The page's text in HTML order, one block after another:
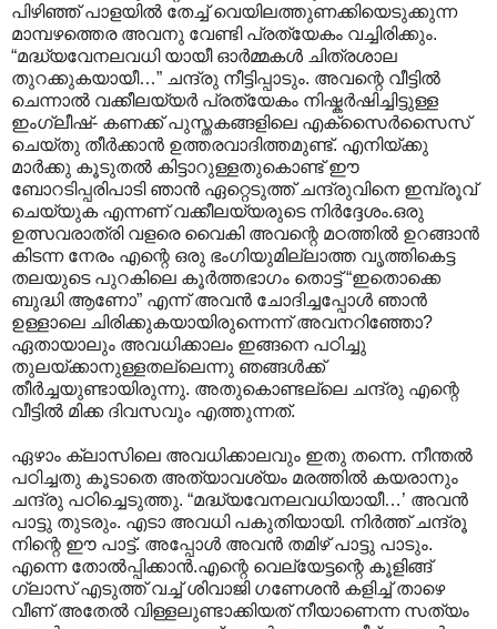
പിഴിഞ്ഞ് പാളയിൽ തേച്ച് വെയിലത്തുണക്കിയെടുക്കുന്ന
മാമ്പഴത്തെര അവനു വേണ്ടി പ്രത്യേകം വച്ചിരിക്കും.
“മദ്ധ്യവേനലവധി യായീ ഓർമ്മകൾ ചിത്രശാല
തുറക്കുകയായീ…” ചന്ദ്രു നീട്ടിപ്പാടും. അവന്റെ വീട്ടിൽ
ചെന്നാൽ വക്കീലയ്യർ പ്രത്യേകം നിഷ്കർഷിച്ചിട്ടുള്ള
ഇംഗ്ലീഷ്- കണക്ക് പുസ്തകങ്ങളിലെ എക്സൈർസൈസ്
ചെയ്തു തീർക്കാൻ ഉത്തരവാദിത്തമുണ്ട്. എനിയ്ക്കു
മാർക്കു കൂടുതൽ കിട്ടാറുള്ളതുകൊണ്ട് ഈ
ബോറടിപ്പരിപാടി ഞാൻ ഏറ്റെടുത്ത് ചന്ദ്രുവിനെ ഇമ്പ്രൂവ്
ചെയ്യുക എന്നണ് വക്കീലയ്യരുടെ നിർദ്ദേശം.ഒരു
ഉത്സവരാത്രി വളരെ വൈകി അവന്റെ മഠത്തിൽ ഉറങ്ങാൻ
കിടന്ന നേരം എന്റെ ഒരു ഭംഗിയുമില്ലാത്ത വൃത്തികെട്ട
തലയുടെ പുറകിലെ കൂർത്തഭാഗം തൊട്ട് “ഇതൊക്കെ
ബുദ്ധി ആണോ” എന്ന് അവൻ ചോദിച്ചപ്പോൾ ഞാൻ
ഉള്ളാലെ ചിരിക്കുകയായിരുന്നെന്ന് അവനറിഞ്ഞോ?
ഏതായാലും അവധിക്കാലം ഇങ്ങനെ പഠിച്ചു
തുലയ്ക്കാനുള്ളതല്ലെന്നു ഞങ്ങൾക്ക്
തീർച്ചയുണ്ടായിരുന്നു. അതുകൊണ്ടല്ലെ ചന്ദ്രു എന്റെ
വീട്ടിൽ മിക്ക ദിവസവും എത്തുന്നത്.
ഏഴാം ക്ലാസിലെ അവധിക്കാലവും ഇതു തന്നെ. നീന്തൽ
പഠിച്ചതു കൂടാതെ അത്യാവശ്യം മരത്തിൽ കയരാനും
ചന്ദ്രു പഠിച്ചെടുത്തു. “മദ്ധ്യവേനലവധിയായീ…’ അവൻ
പാട്ടു തുടരും. എടാ അവധി പകുതിയായി. നിർത്ത് ചന്ദ്രൂ
നിന്റെ ഈ പാട്ട്. അപ്പോൾ അവൻ തമിഴ് പാട്ടു പാടും.
എന്നെ തോൽ‌പ്പിക്കാൻ.എന്റെ വെല്യേട്ടന്റെ കൂളിങ്ങ്
ഗ്ലാസ് എടുത്ത് വച്ച് ശിവാജി ഗണേശൻ കളിച്ച് താഴെ
വീണ് അതേൽ വിള്ളലുണ്ടാക്കിയത് നീയാണെന്ന സത്യം